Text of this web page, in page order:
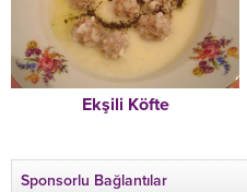
Ekşili Köfte
Sponsorlu Bağlantılar